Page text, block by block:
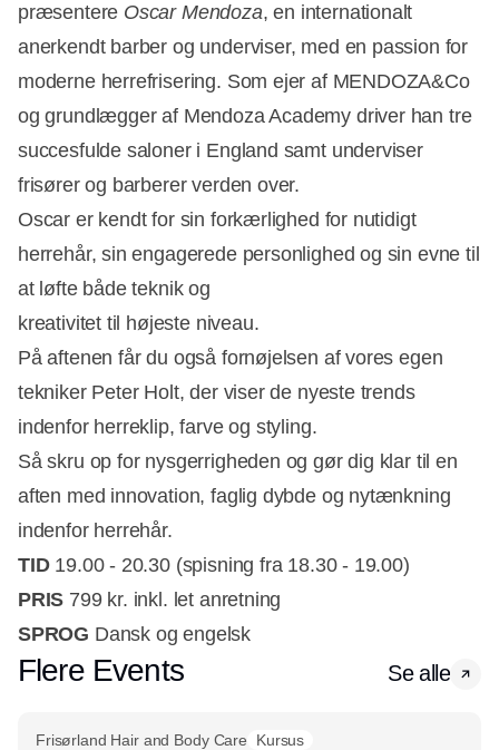
præsentere Oscar Mendoza, en internationalt
anerkendt barber og underviser, med en passion for
moderne herrefrisering. Som ejer af MENDOZA&Co
og grundlægger af Mendoza Academy driver han tre
succesfulde saloner i England samt underviser
frisører og barberer verden over.
Oscar er kendt for sin forkærlighed for nutidigt
herrehår, sin engagerede personlighed og sin evne til
at løfte både teknik og
kreativitet til højeste niveau.
På aftenen får du også fornøjelsen af vores egen
tekniker Peter Holt, der viser de nyeste trends
indenfor herreklip, farve og styling.
Så skru op for nysgerrigheden og gør dig klar til en
aften med innovation, faglig dybde og nytænkning
indenfor herrehår.
TID19.00 - 20.30 (spisning fra 18.30 - 19.00)
PRIS 799 kr. inkl. let anretning
SPROG Dansk og engelsk
Flere Events Se alle
Frisørland Hair and Body Care Kursus